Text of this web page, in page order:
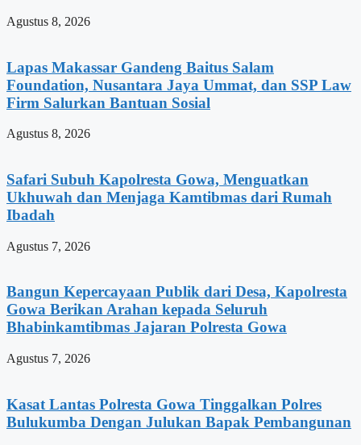
Agustus 8, 2026
Lapas Makassar Gandeng Baitus Salam
Foundation, Nusantara Jaya Ummat, dan SSP Law
Firm Salurkan Bantuan Sosial
Agustus 8, 2026
Safari Subuh Kapolresta Gowa, Menguatkan
Ukhuwah dan Menjaga Kamtibmas dari Rumah
Ibadah
Agustus 7, 2026
Bangun Kepercayaan Publik dari Desa, Kapolresta
Gowa Berikan Arahan kepada Seluruh
Bhabinkamtibmas Jajaran Polresta Gowa
Agustus 7, 2026
Kasat Lantas Polresta Gowa Tinggalkan Polres
Bulukumba Dengan Julukan Bapak Pembangunan